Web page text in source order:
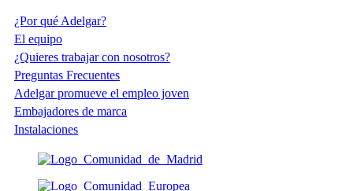
¿Por qué Adelgar?
El equipo
¿Quieres trabajar con nosotros?
Preguntas Frecuentes
Adelgar promueve el empleo joven
Embajadores de marca
Instalaciones